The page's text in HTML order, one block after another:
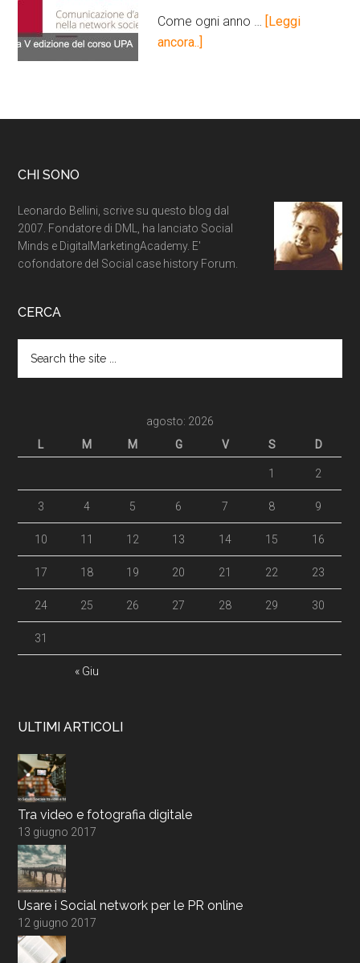
Come ogni anno …
[Leggi
ancora..]
CHI SONO
Leonardo Bellini, scrive su questo blog dal
2007. Fondatore di DML, ha lanciato Social
Minds e DigitalMarketingAcademy. E'
cofondatore del Social case history Forum.
CERCA
agosto: 2026
L
M M G V S D
« Giu
1 2
3 4 5 6 7 8 9
10 11 12 13 14 15 16
17 18 19 20 21 22 23
24 25 26 27 28 29 30
31
ULTIMI ARTICOLI
Tra video e fotografia digitale
13 giugno 2017
Usare i Social network per le PR online
12 giugno 2017